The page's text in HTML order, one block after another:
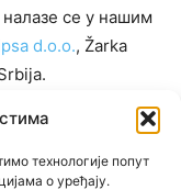
технологије попут
о уређају.
се у нашим
d.o.o., Žarka